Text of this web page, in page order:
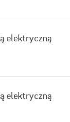
elektryczną
elektryczną